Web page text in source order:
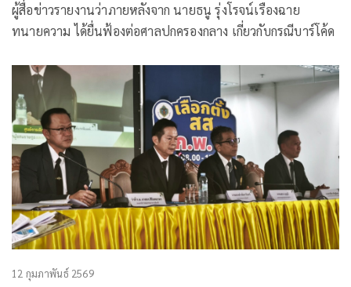
ผู้สื่อข่าวรายงานว่าภายหลังจาก นายธนู รุ่งโรจน์เรืองฉาย
ทนายความ ได้ยื่นฟ้องต่อศาลปกครองกลาง เกี่ยวกับกรณีบาร์โค้ด
12 กุมภาพันธ์ 2569